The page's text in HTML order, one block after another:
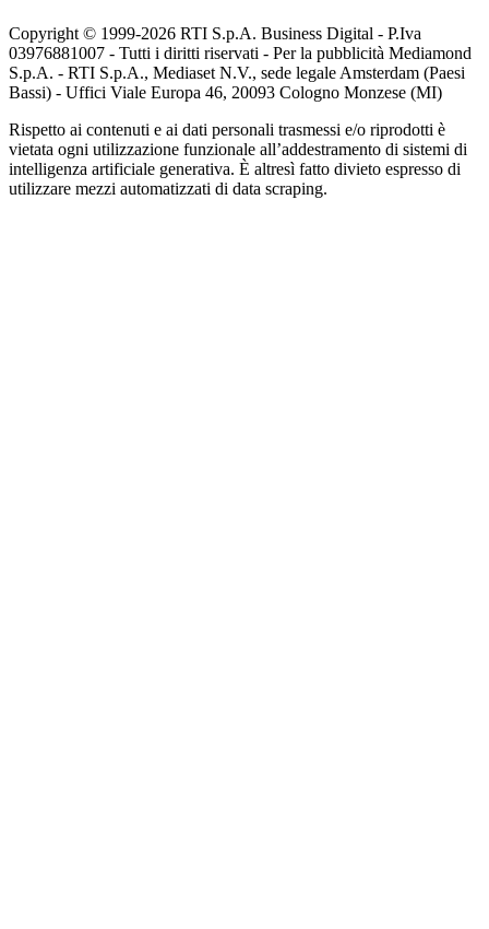
Copyright © 1999-2026 RTI S.p.A. Business Digital - P.Iva
03976881007 - Tutti i diritti riservati - Per la pubblicità Mediamond
S.p.A. - RTI S.p.A., Mediaset N.V., sede legale Amsterdam (Paesi
Bassi) - Uffici Viale Europa 46, 20093 Cologno Monzese (MI)
Rispetto ai contenuti e ai dati personali trasmessi e/o riprodotti è
vietata ogni utilizzazione funzionale all’addestramento di sistemi di
intelligenza artificiale generativa. È altresì fatto divieto espresso di
utilizzare mezzi automatizzati di data scraping.